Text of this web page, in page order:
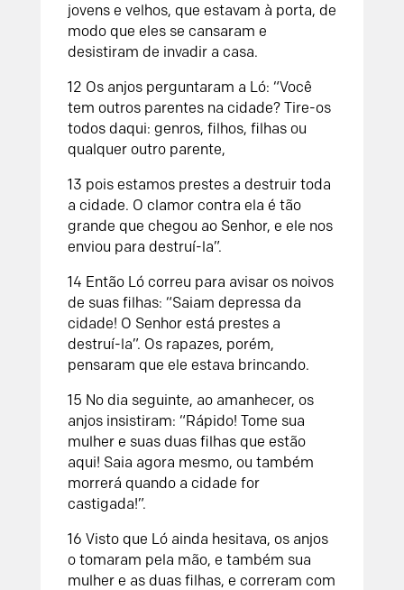
jovens e velhos, que estavam à porta, de
modo que eles se cansaram e
desistiram de invadir a casa.
12 Os anjos perguntaram a Ló: “Você
tem outros parentes na cidade? Tire-os
todos daqui: genros, filhos, filhas ou
qualquer outro parente,
13 pois estamos prestes a destruir toda
a cidade. O clamor contra ela é tão
grande que chegou ao Senhor, e ele nos
enviou para destruí-la”.
14 Então Ló correu para avisar os noivos
de suas filhas: “Saiam depressa da
cidade! O Senhorestá prestes a
destruí-la”. Os rapazes, porém,
pensaram que ele estava brincando.
15 No dia seguinte, ao amanhecer, os
anjos insistiram: “Rápido! Tome sua
mulher e suas duas filhas que estão
aqui! Saia agora mesmo, ou também
morrerá quando a cidade for
castigada!”.
16 Visto que Ló ainda hesitava, os anjos
o tomaram pela mão, e também sua
mulher e as duas filhas, e correram com